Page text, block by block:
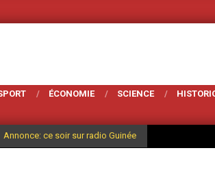
Votre Magarzine d'actualité et d analyse
ÉCONOMIE SCIENCE
Annonce: ce soir sur radio Guinée